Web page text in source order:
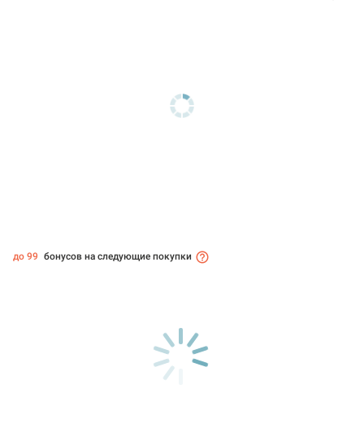
до 99 бонусов на следующие покупки